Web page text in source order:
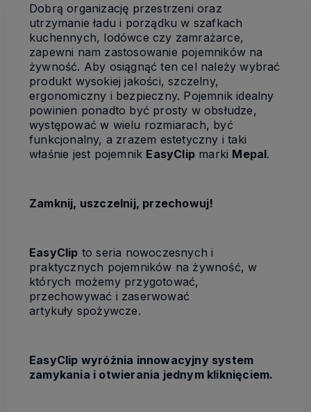
Dobrą organizację przestrzeni oraz
utrzymanie ładu i porządku w szafkach
kuchennych, lodówce czy zamrażarce,
zapewni nam zastosowanie pojemników na
żywność. Aby osiągnąć ten cel należy wybrać
produkt wysokiej jakości, szczelny,
ergonomiczny i bezpieczny. Pojemnik idealny
powinien ponadto być prosty w obsłudze,
występować w wielu rozmiarach, być
funkcjonalny, a zrazem estetyczny i taki
właśnie jest pojemnik EasyClip marki Mepal.
Zamknij, uszczelnij, przechowuj!
EasyClip to seria nowoczesnych i
praktycznych pojemników na żywność, w
których możemy przygotować,
przechowywać i zaserwować
artykuły spożywcze.
EasyClip wyróżnia innowacyjny system
zamykania i otwierania jednym kliknięciem.